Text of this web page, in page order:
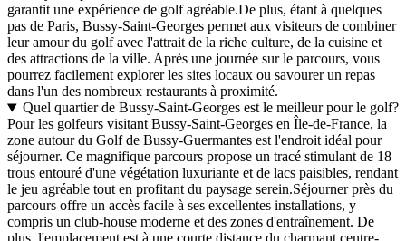
garantit une expérience de golf agréable.De plus, étant à quelques
pas de Paris, Bussy-Saint-Georges permet aux visiteurs de combiner
leur amour du golf avec l'attrait de la riche culture, de la cuisine et
des attractions de la ville. Après une journée sur le parcours, vous
pourrez facilement explorer les sites locaux ou savourer un repas
dans l'un des nombreux restaurants à proximité.
Quel quartier de Bussy-Saint-Georges est le meilleur pour le golf?
Pour les golfeurs visitant Bussy-Saint-Georges en Île-de-France, la
zone autour du Golf de Bussy-Guermantes est l'endroit idéal pour
séjourner. Ce magnifique parcours propose un tracé stimulant de 18
trous entouré d'une végétation luxuriante et de lacs paisibles, rendant
le jeu agréable tout en profitant du paysage serein.Séjourner près du
parcours offre un accès facile à ses excellentes installations, y
compris un club-house moderne et des zones d'entraînement. De